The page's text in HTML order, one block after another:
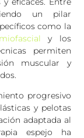
un pilar
como la
miofascial y los
permiten
muscular y
progresivo
y pelotas
adaptada al
espejo ha